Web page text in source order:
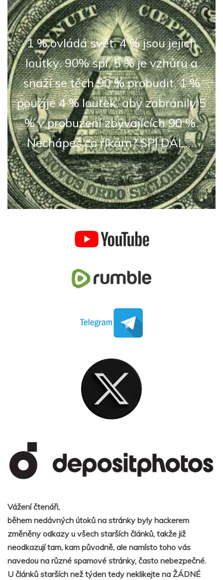
1 % ovládá svět. 4 % jsou jejich
loutky. 90% spí. 5 % je vzhůru a
snaží se těch 90 % probudit. 1 %
použije 4 % loutek, aby zabránily 5
% v probuzení zbývajících 90 %.
Nechápeš co říkám? SPI DÁL...
Vážení čtenáři,
během nedávných útoků na stránky byly hackerem
změněny odkazy u všech starších článků, takže již
neodkazují tam, kam původně, ale namísto toho vás
navedou na různé spamové stránky, často nebezpečné.
U článků starších než týden tedy neklikejte na ŽÁDNÉ